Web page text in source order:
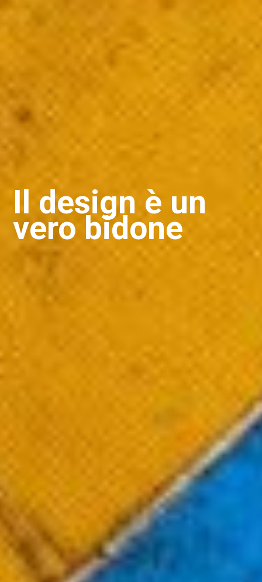
Il design è un
vero bidone